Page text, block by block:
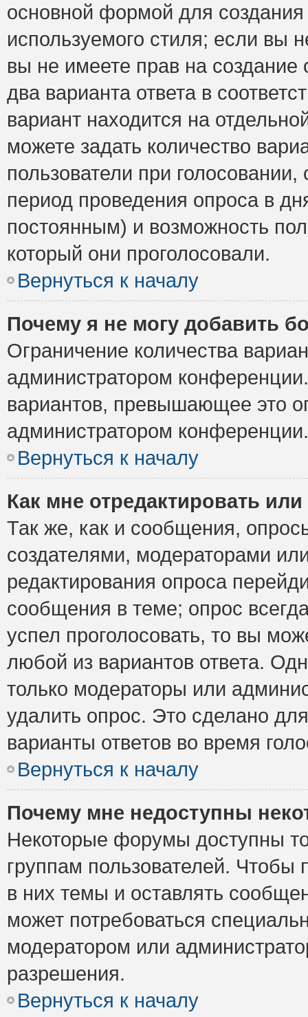
основной формой для
используемого стиля; если вы
вы не имеете прав на
два варианта ответа в
вариант находится на
можете задать количество
пользователи при
период проведения опроса в
постоянным) и возможность
который они проголосовали.
Вернуться к началу
Почему я не могу добавить
Ограничение количества
администратором
вариантов, превышающее это
администратором конференции.
Вернуться к началу
Как мне отредактировать
Так же, как и сообщения,
создателями, модераторами
редактирования опроса
сообщения в теме; опрос
успел проголосовать, то вы
любой из вариантов ответа.
только модераторы или
удалить опрос. Это сделано
варианты ответов во время
Вернуться к началу
Почему мне недоступны
Некоторые форумы доступны
группам пользователей. Чтобы
в них темы и оставлять
может потребоваться
модератором или
разрешения.
Вернуться к началу